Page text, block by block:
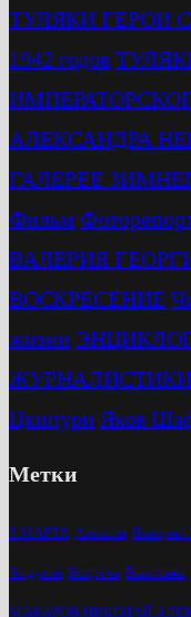
ТУЛЯКИ ГЕРОИ
1942 годов
АЛЕКСАНДРА
ГАЛЕРЕЕ
Фильм
ВАЛЕРИЯ
ВОСКРЕСЕНИЕ
жизни
ЖУРНАЛИСТИКИ
Цкипури Яков
Метки
8 МАРТА Алексин Валерий
Ходулин Встреча Выставка
МАКАРОВ НИКОЛАЙ